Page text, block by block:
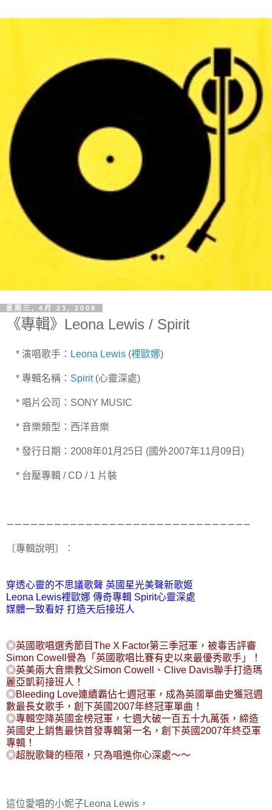
星期三, 4月 23, 2008
《專輯》Leona Lewis / Spirit
* 演唱歌手： Leona Lewis (裡歐娜)
* 專輯名稱： Spirit(心靈深處)
* 唱片公司：SONY MUSIC
* 音樂類型：西洋音樂
* 發行日期：2008年01月25日 (國外2007年11月09日)
* 台壓專輯 / CD / 1 片裝
－－－－－－－－－－－－－－－－－－－－－－－－－－－－－－－
〔專輯說明〕︰
穿透心靈的不思議歌聲 英國星光美聲新歌姬
Leona Lewis裡歐娜 傳奇專輯 Spirit心靈深處
媒體一致看好 打造天后接班人
◎英國歌唱選秀節目The X Factor第三季冠軍，被毒舌評審
Simon Cowell譽為「英國歌唱比賽有史以來最優秀歌手」！
◎英美兩大音樂教父Simon Cowell、Clive Davis聯手打造瑪
麗亞凱莉接班人！
◎Bleeding Love連續霸佔七週冠軍，成為英國單曲史獲冠週
數最長女歌手，創下英國2007年終冠軍單曲！
◎專輯空降英國金榜冠軍，七週大破一百五十九萬張，締造
英國史上銷售最快首發專輯第一名，創下英國2007年終亞軍
專輯！
◎超脫歌聲的極限，只為唱進你心深處～～
這位愛唱的小妮子Leona Lewis，